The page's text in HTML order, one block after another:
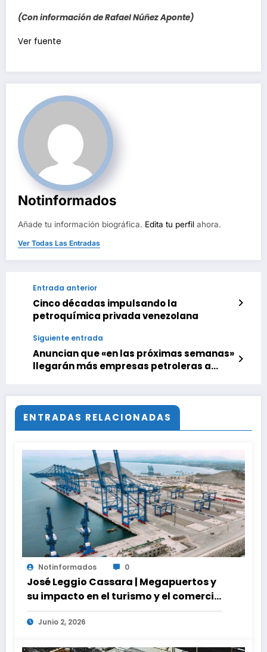
(Con información de Rafael Núñez Aponte)
Navegación
entradas
Ver fuente
Notinformados
Añade tu información biográfica. Edita tu perfil ahora.
Ver Todas Las Entradas
Entrada anterior
Cinco décadas impulsando la
petroquímica privada venezolana
Siguiente entrada
Anuncian que «en las próximas semanas»
llegarán más empresas petroleras a
ENTRADAS RELACIONADAS
Notinformados 0
José Leggio Cassara | Megapuertos y
su impacto en el turismo y el comercio
global
Junio 2, 2026